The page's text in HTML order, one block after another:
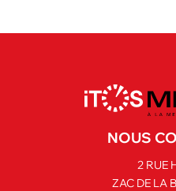
NOUS
2 RUE
ZAC DE LA